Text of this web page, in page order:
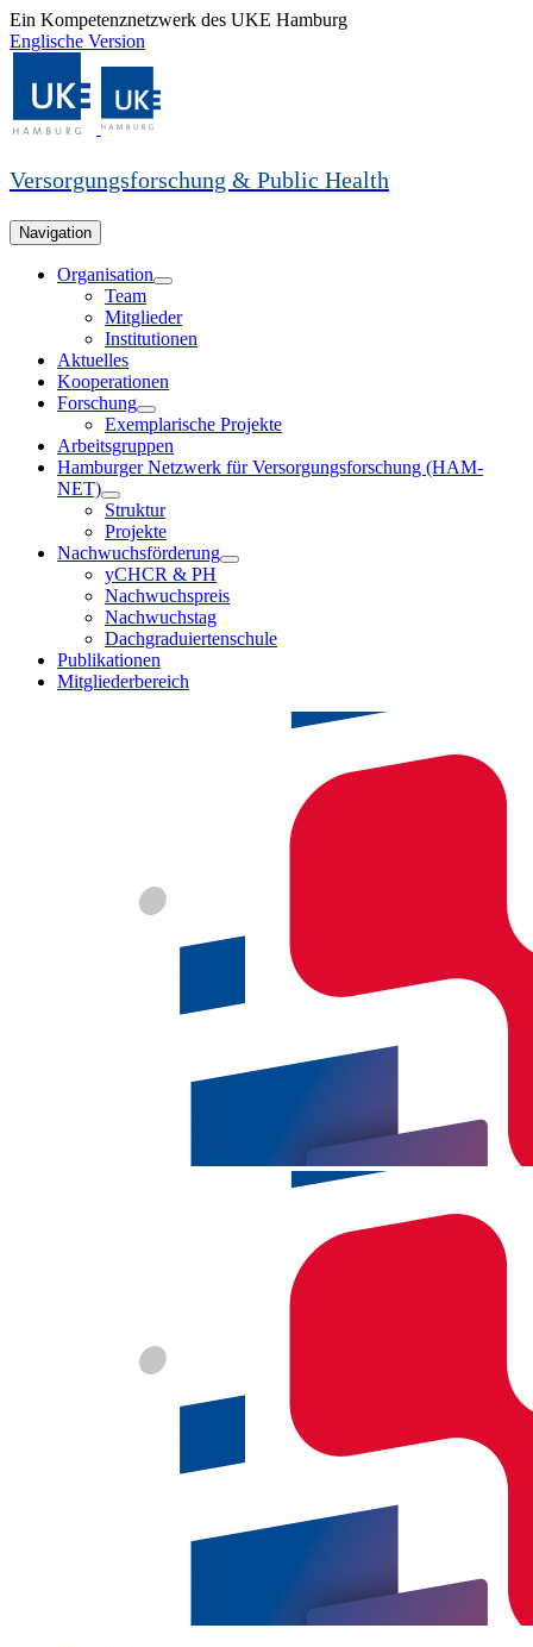
Ein Kompetenznetzwerk des UKE Hamburg
Englische Version
Versorgungsforschung & Public Health
Navigation
Organisation
Team
Mitglieder
Institutionen
Aktuelles
Kooperationen
Forschung
Exemplarische Projekte
Arbeitsgruppen
Hamburger Netzwerk für Versorgungsforschung (HAM-
NET)
Struktur
Projekte
Nachwuchsförderung
yCHCR & PH
Nachwuchspreis
Nachwuchstag
Dachgraduiertenschule
Publikationen
Mitgliederbereich